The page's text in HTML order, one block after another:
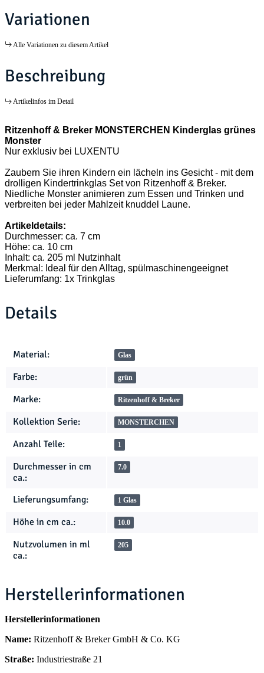
Variationen
Alle Variationen zu diesem Artikel
Beschreibung
Artikelinfos im Detail
Ritzenhoff & Breker MONSTERCHEN Kinderglas grünes
Monster
Nur exklusiv bei LUXENTU
Zaubern Sie ihren Kindern ein lächeln ins Gesicht - mit dem
drolligen Kindertrinkglas Set von Ritzenhoff & Breker.
Niedliche Monster animieren zum Essen und Trinken und
verbreiten bei jeder Mahlzeit knuddel Laune.
Artikeldetails:
Durchmesser: ca. 7 cm
Höhe: ca. 10 cm
Inhalt: ca. 205 ml Nutzinhalt
Merkmal: Ideal für den Alltag, spülmaschinengeeignet
Lieferumfang: 1x Trinkglas
Details
Produkteigenschaft
Wert
Material: Glas
Farbe: grün
Marke: Ritzenhoff & Breker
Kollektion Serie: MONSTERCHEN
Anzahl Teile: 1
Durchmesser in cm
ca.:
7.0
Lieferungsumfang: 1 Glas
Höhe in cm ca.: 10.0
Nutzvolumen in ml
ca.:
205
Herstellerinformationen
Herstellerinformationen
Name: Ritzenhoff & Breker GmbH & Co. KG
Straße: Industriestraße 21